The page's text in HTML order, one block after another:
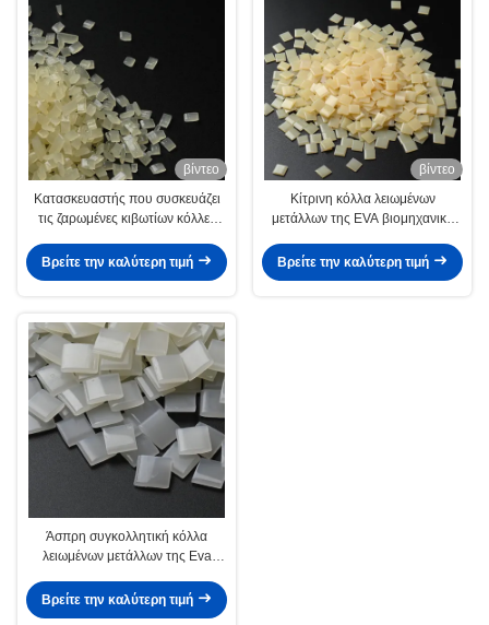
βίντεο
Κατασκευαστής που συσκευάζει
τις ζαρωμένες κιβωτίων κόλλες
καυτές για τη σύνδεση
Βρείτε την καλύτερη τιμή
βίντεο
Κίτρινη κόλλα λειωμένων
μετάλλων της EVA βιομηχανική
χαρτοκιβωτίων
Βρείτε την καλύτερη τιμή
Άσπρη συγκολλητική κόλλα
λειωμένων μετάλλων της Eva
κατασκευή
Βρείτε την καλύτερη τιμή